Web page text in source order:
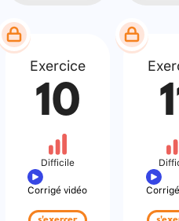
Exercice
10
Difficile
Corrigé vidéo